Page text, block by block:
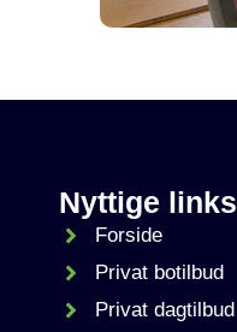
Nyttige links
Forside
Privat botilbud
Privat dagtilbud